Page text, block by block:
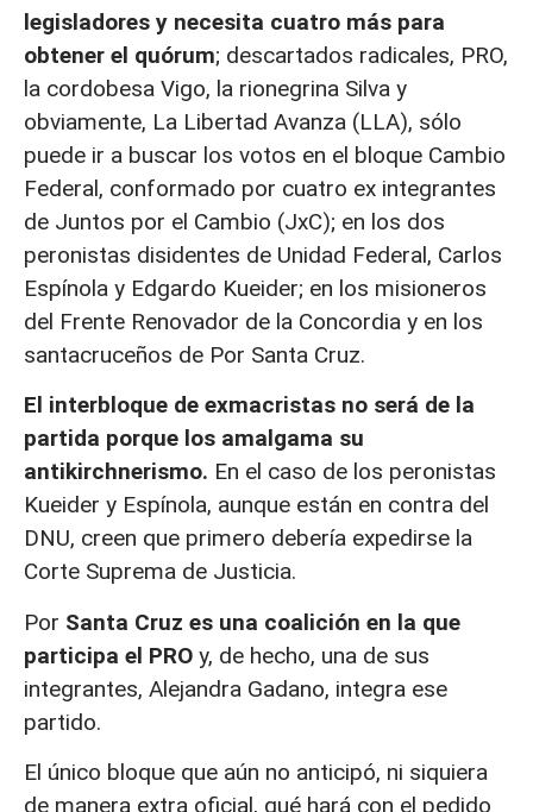
legisladores y necesita cuatro más para
obtener el quórum; descartados radicales, PRO,
la cordobesa Vigo, la rionegrina Silva y
obviamente, La Libertad Avanza (LLA), sólo
puede ir a buscar los votos en el bloque Cambio
Federal, conformado por cuatro ex integrantes
de Juntos por el Cambio (JxC); en los dos
peronistas disidentes de Unidad Federal, Carlos
Espínola y Edgardo Kueider; en los misioneros
del Frente Renovador de la Concordia y en los
santacruceños de Por Santa Cruz.
El interbloque de exmacristas no será de la
partida porque los amalgama su
antikirchnerismo. En el caso de los peronistas
Kueider y Espínola, aunque están en contra del
DNU, creen que primero debería expedirse la
Corte Suprema de Justicia.
Por Santa Cruz es una coalición en la que
participa el PRO y, de hecho, una de sus
integrantes, Alejandra Gadano, integra ese
partido.
El único bloque que aún no anticipó, ni siquiera
de manera extra oficial, qué hará con el pedido